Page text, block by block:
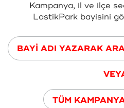
Kampanya, il ve ilçe
LastikPark bayisini
TÜM